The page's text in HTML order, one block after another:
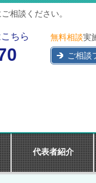
相談ください。
ちら 無料相談実
ご相談
代表者紹介